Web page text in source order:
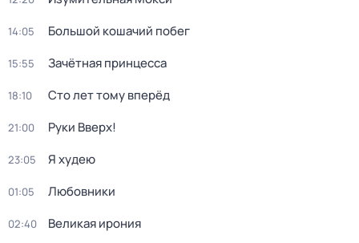
14:05 Большой кошачий побег
15:55 Зачётная принцесса
18:10 Сто лет тому вперёд
21:00 Руки Bвеpх!
23:05 Я худею
01:05 Любовники
02:40 Великая ирония